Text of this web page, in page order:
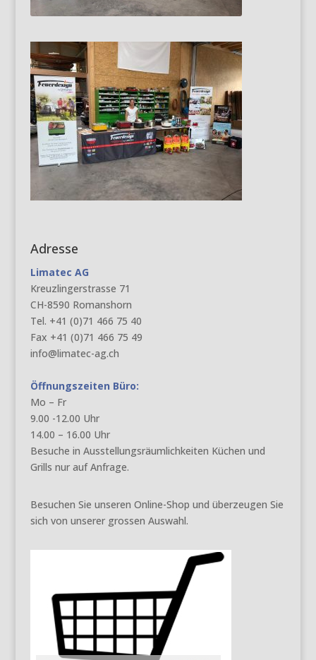
Adresse
Limatec AG
Kreuzlingerstrasse 71
CH-8590 Romanshorn
Tel. +41 (0)71 466 75 40
Fax +41 (0)71 466 75 49
info@limatec-ag.ch
Öffnungszeiten Büro:
Mo – Fr
9.00 -12.00 Uhr
14.00 – 16.00 Uhr
Besuche in Ausstellungsräumlichkeiten Küchen und
Grills nur auf Anfrage.
Besuchen Sie unseren Online-Shop und überzeugen Sie
sich von unserer grossen Auswahl.